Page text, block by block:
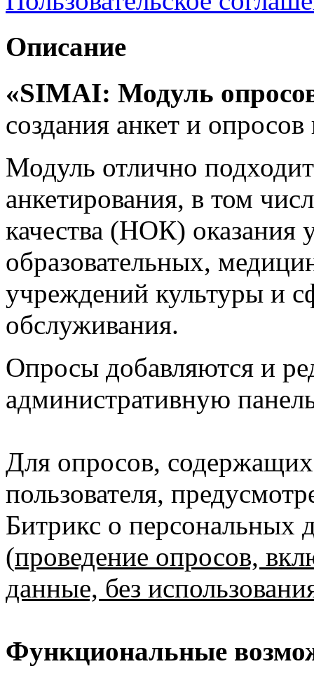
Описание
«SIMAI: Модуль
создания анкет и опросов
Модуль отлично
анкетирования, в том
качества (НОК) оказания
образовательных,
учреждений культуры и
обслуживания.
Опросы добавляются и
административную
Для опросов,
пользователя,
Битрикс о персональных
(проведение опросов,
данные, без
Функциональные